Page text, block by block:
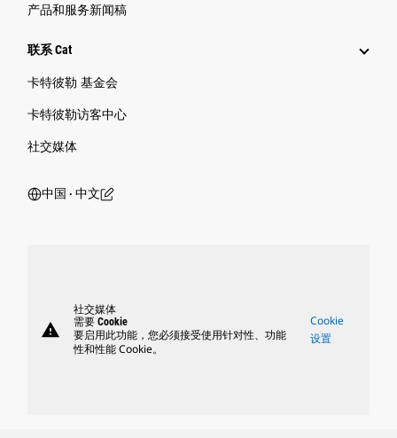
产品和服务新闻稿
联系 Cat
卡特彼勒 基金会
卡特彼勒访客中心
社交媒体
中国 ‧ 中文
warning
社交媒体
需要 Cookie
要启用此功能，您必须接受使用针对性、功能
性和性能 Cookie。
Cookie
设置